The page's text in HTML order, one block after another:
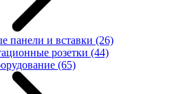
панели и вставки (26)
розетки (44)
(65)